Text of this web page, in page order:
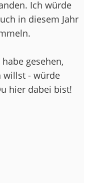
Ich würde
in diesem Jahr
gesehen,
willst - würde
hier dabei bist!